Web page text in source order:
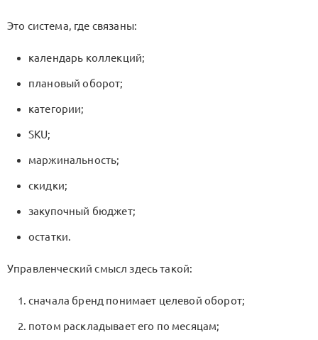
Это система, где связаны:
календарь коллекций;
плановый оборот;
категории;
SKU;
маржинальность;
скидки;
закупочный бюджет;
остатки.
Управленческий смысл здесь такой:
сначала бренд понимает целевой оборот;
потом раскладывает его по месяцам;